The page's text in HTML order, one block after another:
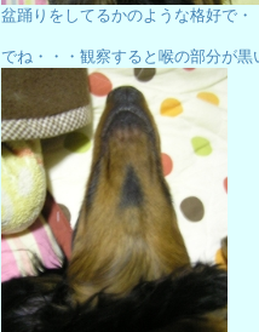
盆踊りをしてるかのような格好で・
でね・・・観察すると喉の部分が黒